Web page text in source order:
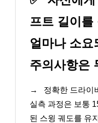
프트 길이를
얼마나 소요
주의사항은
→
정확한 드라이
실측 과정은 보통
된 스윙 궤도를 유